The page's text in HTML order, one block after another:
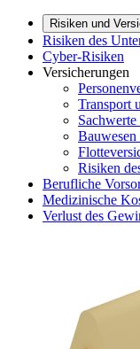
Risiken und
Risiken des
Cyber-Risiken
Versicherungen
Transport
Risiken
Berufliche
Medizinische
Verlust des